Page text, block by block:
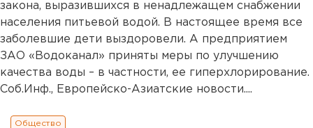
закона, выразившихся в ненадлежащем снабжении
населения питьевой водой. В настоящее время все
заболевшие дети выздоровели. А предприятием
ЗАО «Водоканал» приняты меры по улучшению
качества воды – в частности, ее гиперхлорирование.
Соб.Инф., Европейско-Азиатские новости....
Общество